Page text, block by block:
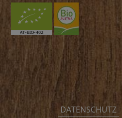
DATENSCHUTZ